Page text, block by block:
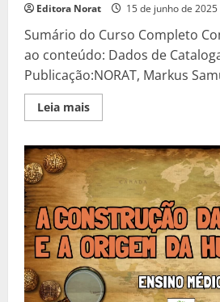
Editora Norat 15 de junho de 2025
Sumário do Curso Completo
ao conteúdo: Dados de
Publicação:NORAT, Markus
Leia maisRead
more
Origem
da
Vida
na
Terra
(História
–
Aula
09
–
Ensino
Médio)